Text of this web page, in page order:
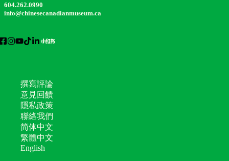
604.262.0990
info@chinesecanadianmuseum.ca
撰寫評論
意見回饋
隱私政策
聯絡我們
简体中文
繁體中文
English